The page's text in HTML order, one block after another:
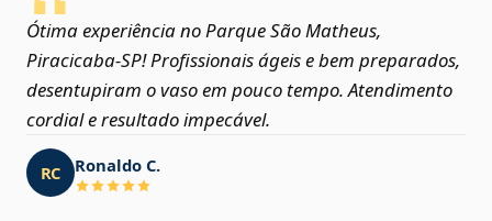
Ótima experiência no Parque São Matheus,
Piracicaba‑SP! Profissionais ágeis e bem preparados,
desentupiram o vaso em pouco tempo. Atendimento
cordial e resultado impecável.
RC Ronaldo C.